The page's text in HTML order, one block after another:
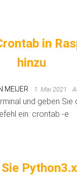
in
hinzu
MEIJER 1. Mai 2021
und geben Sie
ein: crontab -e